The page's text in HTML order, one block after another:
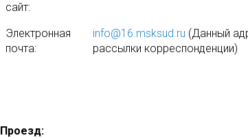
сайт:
Электронная
почта:
info@16.msksud.ru (Данный
рассылки корреспонденции)
Проезд: